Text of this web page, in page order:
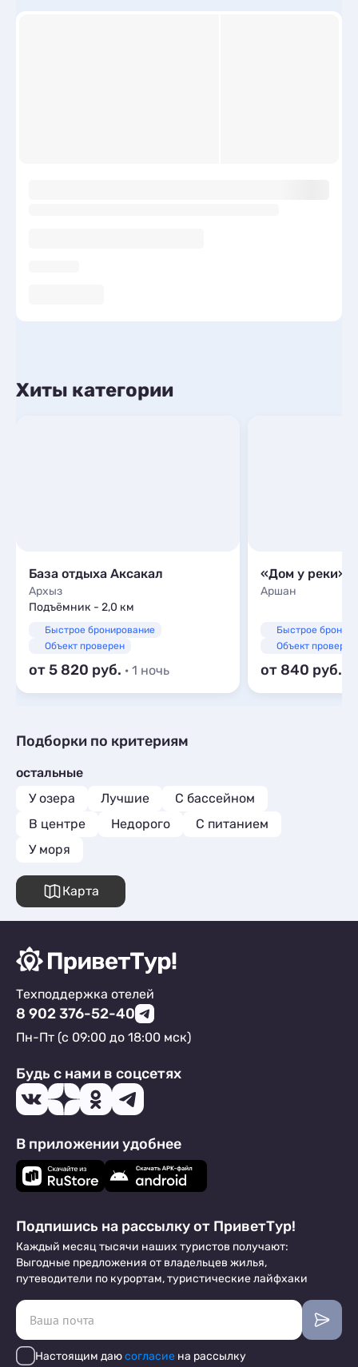
Хиты категории
База отдыха Аксакал
Архыз
Подъёмник - 2,0 км
Быстрое бронирование
Объект проверен
от 5 820 · 1 ночь
«Дом у реки»
Аршан
Быстрое
Объект проверен
от 840
Подборки по критериям
остальные
У озера
Лучшие
С бассейном
В центре
Недорого
С питанием
У моря
Карта
Техподдержка отелей
8 902 376-52-40
Пн-Пт (с 09:00 до 18:00 мск)
Будь с нами в соцсетях
В приложении удобнее
Подпишись на рассылку от ПриветТур!
Каждый месяц тысячи наших туристов получают:
Выгодные предложения от владельцев жилья,
путеводители по курортам, туристические лайфхаки
Настоящим даюсогласие на рассылку